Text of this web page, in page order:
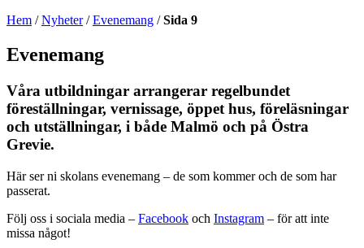
Hem /Nyheter/Evenemang /Sida 9
Evenemang
Våra utbildningar arrangerar regelbundet
föreställningar, vernissage, öppet hus, föreläsningar
och utställningar, i både Malmö och på Östra
Grevie.
Här ser ni skolans evenemang – de som kommer och de som har
passerat.
Följ oss i sociala media – Facebook och Instagram – för att inte
missa något!